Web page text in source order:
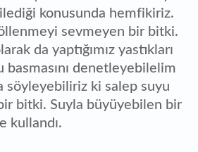
konusunda hemfikiriz.
sevmeyen bir bitki.
da yaptığımız yastıkları
denetleyebilelim
söyleyebiliriz ki salep suyu
bitki. Suyla büyüyebilen bir
kullandı.